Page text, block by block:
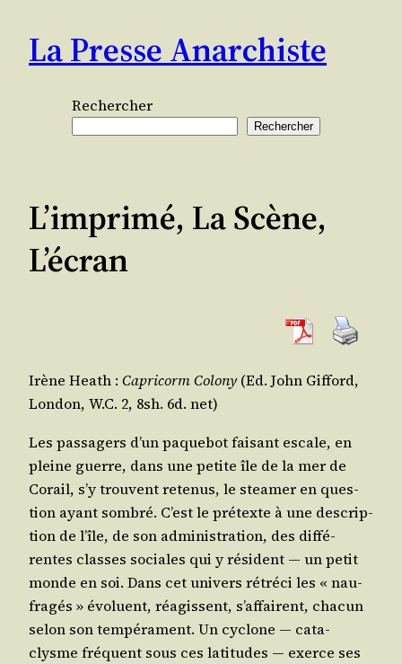
contenu
La Presse Anarchiste
Rechercher
Rechercher
L’imprimé, La Scène,
L’écran
Irène Heath : Capri­corm Colo­ny(Ed. John Gif­ford,
Lon­don, W.C. 2, 8sh. 6d. net)
Les pas­sa­gers d’un paque­bot fai­sant escale, en
pleine guerre, dans une petite île de la mer de
Corail, s’y trouvent rete­nus, le stea­mer en ques­
tion ayant som­bré. C’est le pré­texte à une des­crip­
tion de l’île, de son admi­nis­tra­tion, des dif­fé­
rentes classes sociales qui y résident ― un petit
monde en soi. Dans cet uni­vers rétré­ci les « nau­
fra­gés » évo­luent, réagissent, s’af­fairent, cha­cun
selon son tem­pé­ra­ment. Un cyclone ― cata­
clysme fré­quent sous ces lati­tudes ― exerce ses